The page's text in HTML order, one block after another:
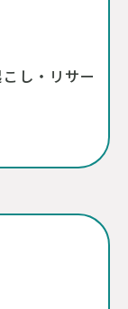
し・リサー